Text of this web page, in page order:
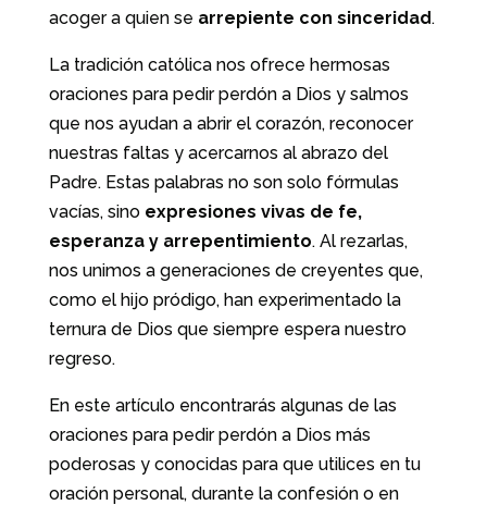
acoger a quien se arrepiente con sinceridad.
La tradición católica nos ofrece hermosas
oraciones para pedir perdón a Dios y salmos
que nos ayudan a abrir el corazón, reconocer
nuestras faltas y acercarnos al abrazo del
Padre. Estas palabras no son solo fórmulas
vacías, sino expresiones vivas de fe,
esperanza y arrepentimiento. Al rezarlas,
nos unimos a generaciones de creyentes que,
como el hijo pródigo, han experimentado la
ternura de Dios que siempre espera nuestro
regreso.
En este artículo encontrarás algunas de las
oraciones para pedir perdón a Dios más
poderosas y conocidas para que utilices en tu
oración personal, durante la confesión o en